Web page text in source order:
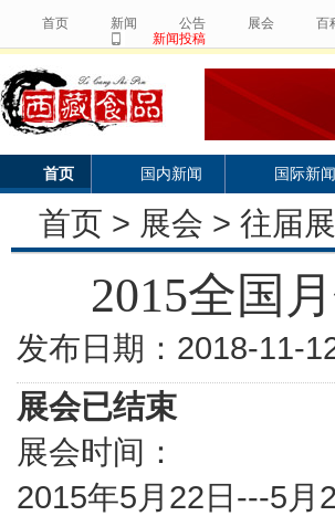
首页 新闻 公告 展会 百
新闻投稿
首页 国内新闻 国际新闻
首页 > 展会 > 往届
2015全国
发布日期：2018-11-
展会已结束
展会时间：
2015年5月22日---5